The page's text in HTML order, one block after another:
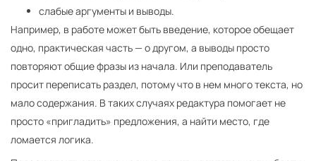
слабые аргументы и выводы.
Например, в работе может быть введение, которое обещает
одно, практическая часть — о другом, а выводы просто
повторяют общие фразы из начала. Или преподаватель
просит переписать раздел, потому что в нем много текста, но
мало содержания. В таких случаях редактура помогает не
просто «пригладить» предложения, а найти место, где
ломается логика.